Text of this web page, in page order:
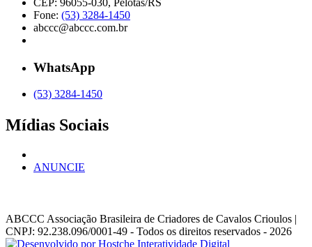
CEP: 96055-030, Pelotas/RS
Fone: (53) 3284-1450
abccc@abccc.com.br
WhatsApp
(53) 3284-1450
Mídias Sociais
ANUNCIE
ABCCC Associação Brasileira de Criadores de Cavalos Crioulos |
CNPJ: 92.238.096/0001-49 - Todos os direitos reservados - 2026